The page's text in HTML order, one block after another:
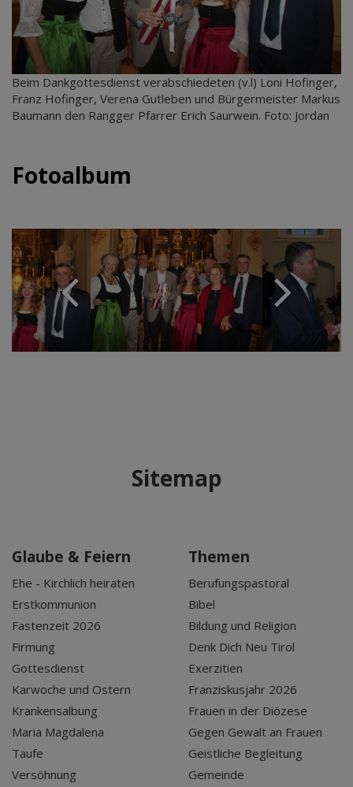
Beim Dankgottesdienst verabschiedeten (v.l) Loni Hofinger,
Franz Hofinger, Verena Gutleben und Bürgermeister Markus
Baumann den Rangger Pfarrer Erich Saurwein. Foto: Jordan
Fotoalbum
Sitemap
Glaube & Feiern
Ehe - Kirchlich heiraten
Erstkommunion
Fastenzeit 2026
Firmung
Gottesdienst
Karwoche und Ostern
Krankensalbung
Maria Magdalena
Taufe
Versöhnung
Themen
Berufungspastoral
Bibel
Bildung und Religion
Denk Dich Neu Tirol
Exerzitien
Franziskusjahr 2026
Frauen in der Diözese
Gegen Gewalt an Frauen
Geistliche Begleitung
Gemeinde